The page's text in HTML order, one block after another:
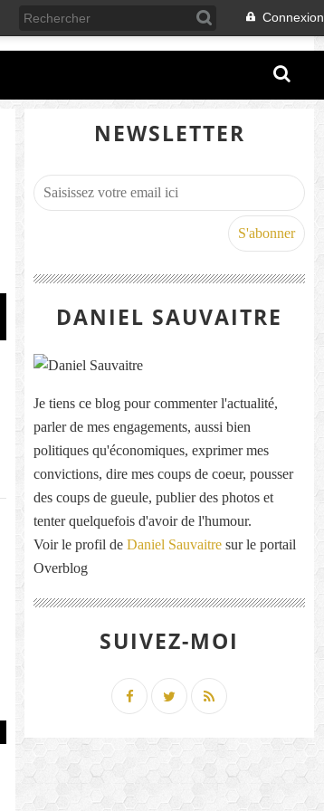
Connexion
NEWSLETTER
DANIEL SAUVAITRE
Je tiens ce blog pour commenter l'actualité,
parler de mes engagements, aussi bien
politiques qu'économiques, exprimer mes
convictions, dire mes coups de coeur, pousser
des coups de gueule, publier des photos et
tenter quelquefois d'avoir de l'humour.
Voir le profil de Daniel Sauvaitre sur le portail
Overblog
SUIVEZ-MOI